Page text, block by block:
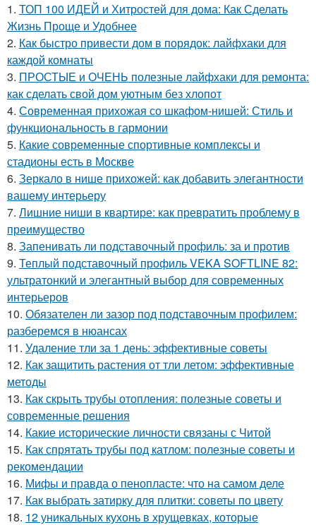
1. ТОП 100 ИДЕЙ и Хитростей для дома: Как Сделать
Жизнь Проще и Удобнее
2. Как быстро привести дом в порядок: лайфхаки для
каждой комнаты
3. ПРОСТЫЕ и ОЧЕНЬ полезные лайфхаки для ремонта:
как сделать свой дом уютным без хлопот
4. Современная прихожая со шкафом-нишей: Стиль и
функциональность в гармонии
5. Какие современные спортивные комплексы и
стадионы есть в Москве
6. Зеркало в нише прихожей: как добавить элегантности
вашему интерьеру
7. Лишние ниши в квартире: как превратить проблему в
преимущество
8. Запенивать ли подставочный профиль: за и против
9. Теплый подставочный профиль VEKA SOFTLINE 82:
ультратонкий и элегантный выбор для современных
интерьеров
10. Обязателен ли зазор под подставочным профилем:
разберемся в нюансах
11. Удаление тли за 1 день: эффективные советы
12. Как защитить растения от тли летом: эффективные
методы
13. Как скрыть трубы отопления: полезные советы и
современные решения
14. Какие исторические личности связаны с Читой
15. Как спрятать трубы под катлом: полезные советы и
рекомендации
16. Мифы и правда о пенопласте: что на самом деле
17. Как выбрать затирку для плитки: советы по цвету
18. 12 уникальных кухонь в хрущевках, которые